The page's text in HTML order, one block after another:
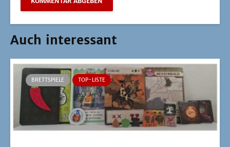
Auch interessant
BRETTSPIELE TOP-LISTE